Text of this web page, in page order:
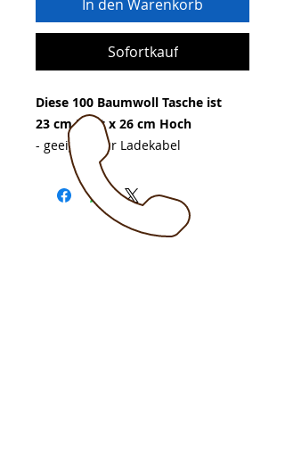
In den Warenkorb
Sofortkauf
Diese 100 Baumwoll Tasche ist
23 cm Breit x 26 cm Hoch
- geeignet für Ladekabel